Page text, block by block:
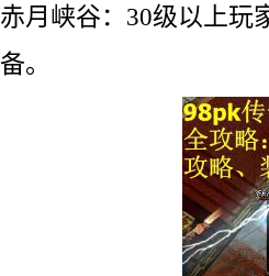
赤月峡谷：30级以上玩
备。